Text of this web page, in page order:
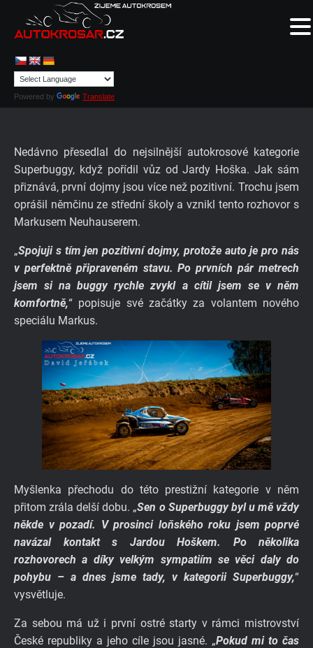
Powered by Translate
Nedávno přesedlal do nejsilnější autokrosové kategorie
Superbuggy, když pořídil vůz od Jardy Hoška. Jak sám
přiznává, první dojmy jsou více než pozitivní. Trochu jsem
oprášil němčinu ze střední školy a vznikl tento rozhovor s
Markusem Neuhauserem.
„Spojuji s tím jen pozitivní dojmy, protože auto je pro nás
v perfektně připraveném stavu. Po prvních pár metrech
jsem si na buggy rychle zvykl a cítil jsem se v něm
komfortně,“ popisuje své začátky za volantem nového
speciálu Markus.
Myšlenka přechodu do této prestižní kategorie v něm
přitom zrála delší dobu. „Sen o Superbuggy byl u mě vždy
někde v pozadí. V prosinci loňského roku jsem poprvé
navázal kontakt s Jardou Hoškem. Po několika
rozhovorech a díky velkým sympatiím se věci daly do
pohybu – a dnes jsme tady, v kategorii Superbuggy,“
vysvětluje.
Za sebou má už i první ostré starty v rámci mistrovství
České republiky a jeho cíle jsou jasné. „Pokud mi to čas